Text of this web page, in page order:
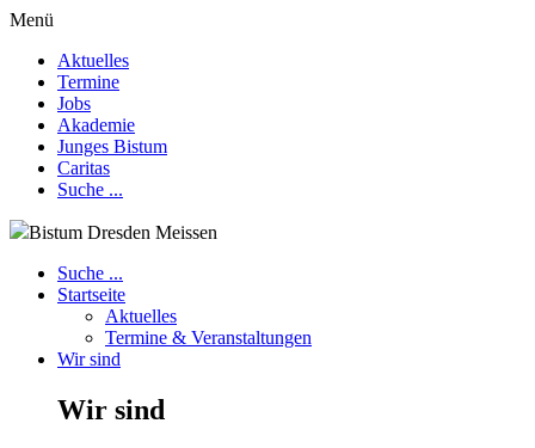
Menü
Aktuelles
Termine
Jobs
Akademie
Junges Bistum
Caritas
Suche ...
Bistum Dresden Meissen
Suche ...
Startseite
Aktuelles
Termine & Veranstaltungen
Wir sind
Wir sind